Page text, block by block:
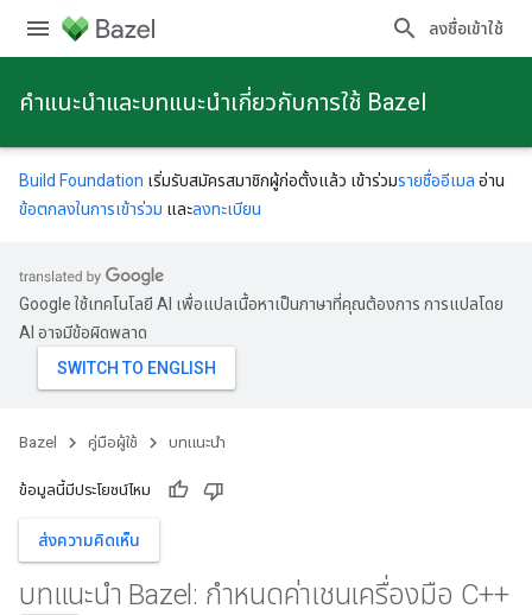
ลงชื่อเข้าใช้
คําแนะนําและบทแนะนําเกี่ยวกับการใช้ Bazel
Build Foundation เริ่มรับสมัครสมาชิกผู้ก่อตั้งแล้ว เข้าร่วมรายชื่ออีเมล อ่าน
ข้อตกลงในการเข้าร่วม และลงทะเบียน
Google ใช้เทคโนโลยี AI เพื่อแปลเนื้อหาเป็นภาษาที่คุณต้องการ การแปลโดย
AI อาจมีข้อผิดพลาด
Bazel คู่มือผู้ใช้ บทแนะนำ
ข้อมูลนี้มีประโยชน์ไหม
ส่งความคิดเห็น
บทแนะนำ Bazel: กำหนดค่าเชนเครื่องมือ C++